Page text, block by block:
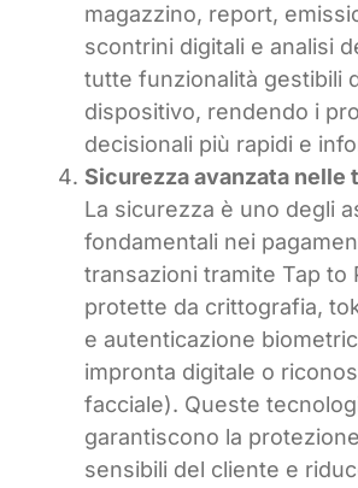
magazzino, report,
scontrini digitali e analisi
tutte funzionalità gestibili
dispositivo, rendendo i
decisionali più rapidi e
Sicurezza avanzata nelle
La sicurezza è uno degli
fondamentali nei
transazioni tramite Tap to
protette da crittografia,
e autenticazione
impronta digitale o
facciale). Queste
garantiscono la
sensibili del cliente e